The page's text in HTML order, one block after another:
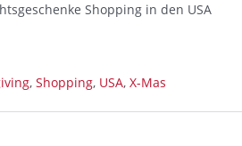
Shopping in den USA
, Shopping, USA, X-Mas